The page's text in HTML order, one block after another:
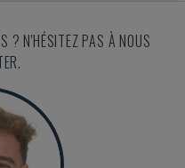
? N'HÉSITEZ PAS À NOUS